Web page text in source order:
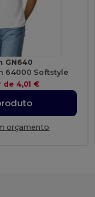
GN640
64000 Softstyle
de4,01 €
orçamento